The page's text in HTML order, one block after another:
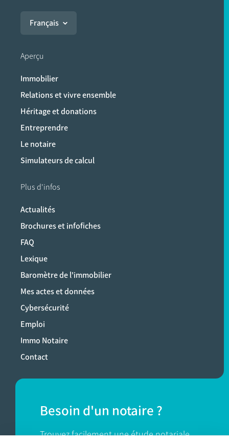
Français
Aperçu
Immobilier
Relations et vivre ensemble
Héritage et donations
Entreprendre
Le notaire
Simulateurs de calcul
Plus d'infos
Actualités
Brochures et infofiches
FAQ
Lexique
Baromètre de l'immobilier
Mes actes et données
Cybersécurité
Emploi
Immo Notaire
Contact
Besoin d'un notaire ?
Trouvez facilement une étude notariale